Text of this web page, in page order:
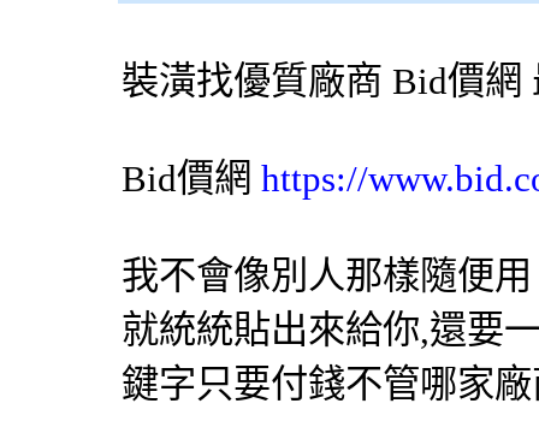
裝潢找優質廠商 Bid價網
Bid價網 https://
我不會像別人那樣隨便
就統統貼出來給你,還要
鍵字只要付錢不管哪家